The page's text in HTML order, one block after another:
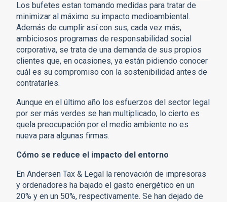
Los bufetes estan tomando medidas para tratar de
minimizar al máximo su impacto medioambiental.
Además de cumplir así con sus, cada vez más,
ambiciosos programas de responsabilidad social
corporativa, se trata de una demanda de sus propios
clientes que, en ocasiones, ya están pidiendo conocer
cuál es su compromiso con la sostenibilidad antes de
contratarles.
Aunque en el último año los esfuerzos del sector legal
por ser más verdes se han multiplicado, lo cierto es
quela preocupación por el medio ambiente no es
nueva para algunas firmas.
Cómo se reduce el impacto del entorno
En Andersen Tax & Legal la renovación de impresoras
y ordenadores ha bajado el gasto energético en un
20% y en un 50%, respectivamente. Se han dejado de